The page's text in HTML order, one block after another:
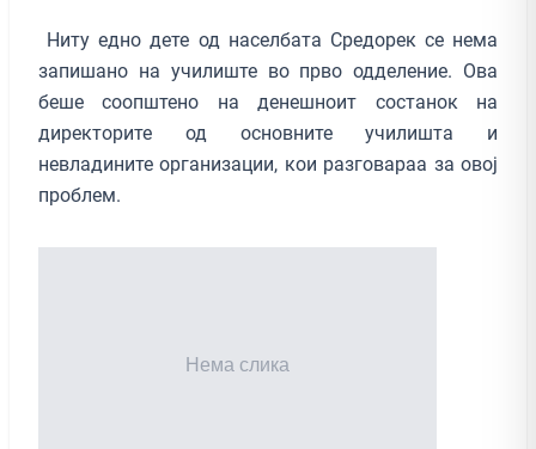
Ниту едно дете од населбата Средорек се нема
запишано на училиште во прво одделение. Ова
беше соопштено на денешноит состанок на
директорите од основните училишта и
невладините организации, кои разговараа за овој
проблем.